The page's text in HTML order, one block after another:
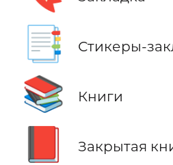
📑 Стикеры-
📚 Книги
Закрытая